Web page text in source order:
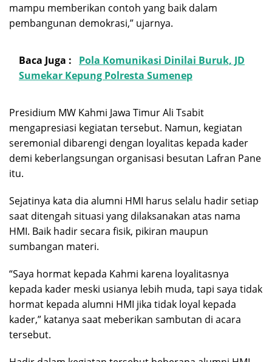
mampu memberikan contoh yang baik dalam
pembangunan demokrasi,” ujarnya.
Baca Juga :
Pola Komunikasi Dinilai Buruk, JD
Sumekar Kepung Polresta Sumenep
Presidium MW Kahmi Jawa Timur Ali Tsabit
mengapresiasi kegiatan tersebut. Namun, kegiatan
seremonial dibarengi dengan loyalitas kepada kader
demi keberlangsungan organisasi besutan Lafran Pane
itu.
Sejatinya kata dia alumni HMI harus selalu hadir setiap
saat ditengah situasi yang dilaksanakan atas nama
HMI. Baik hadir secara fisik, pikiran maupun
sumbangan materi.
“Saya hormat kepada Kahmi karena loyalitasnya
kepada kader meski usianya lebih muda, tapi saya tidak
hormat kepada alumni HMI jika tidak loyal kepada
kader,” katanya saat meberikan sambutan di acara
tersebut.